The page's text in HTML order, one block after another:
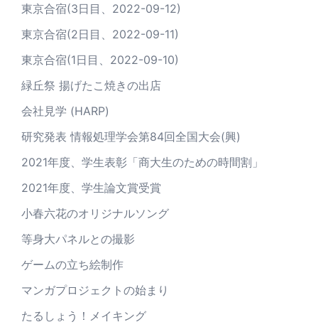
東京合宿(3日目、2022-09-12)
東京合宿(2日目、2022-09-11)
東京合宿(1日目、2022-09-10)
緑丘祭 揚げたこ焼きの出店
会社見学 (HARP)
研究発表 情報処理学会第84回全国大会(興)
2021年度、学生表彰「商大生のための時間割」
2021年度、学生論文賞受賞
小春六花のオリジナルソング
等身大パネルとの撮影
ゲームの立ち絵制作
マンガプロジェクトの始まり
たるしょう！メイキング